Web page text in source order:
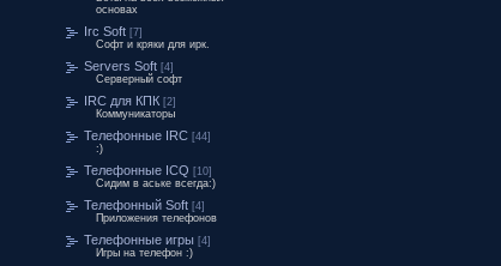
основах
Irc Soft [7]
Софт и кряки для ирк.
Servers Soft [4]
Серверный софт
IRC для КПК [2]
Коммуникаторы
Телефонные IRC [44]
:)
Телефонные ICQ [10]
Сидим в аське всегда:)
Телефонный Soft [4]
Приложения телефонов
Телефонные игры [4]
Игры на телефон :)